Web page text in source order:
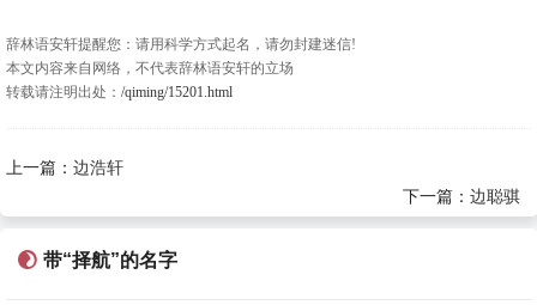
辞林语安轩提醒您：请用科学方式起名，请勿封建迷信!
本文内容来自网络，不代表辞林语安轩的立场
转载请注明出处： /qiming/15201.html
上一篇： 边浩轩
下一篇：边聪骐
带“择航”的名字